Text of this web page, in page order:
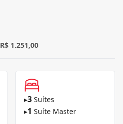
R$ 1.251,00
▸3 Suítes
▸1 Suíte Master